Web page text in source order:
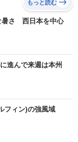
もっと読む
暑さ 西日本を中心
進んで来週は本州
フィン)の強風域